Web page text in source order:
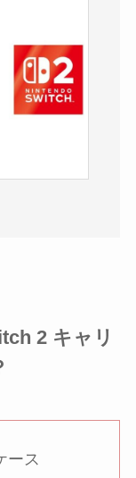
2 キャリ
ース